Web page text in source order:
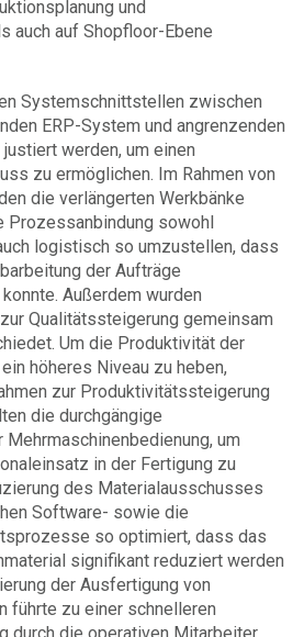
und
auch auf Shopfloor-Ebene
Systemschnittstellen zwischen
ERP-System und angrenzenden
werden, um einen
zu ermöglichen. Im Rahmen von
die verlängerten Werkbänke
Prozessanbindung sowohl
logistisch so umzustellen, dass
der Aufträge
Außerdem wurden
Qualitätssteigerung gemeinsam
Um die Produktivität der
höheres Niveau zu heben,
zur Produktivitätssteigerung
die durchgängige
um
in der Fertigung zu
des Materialausschusses
Software- sowie die
so optimiert, dass das
signifikant reduziert werden
der Ausfertigung von
führte zu einer schnelleren